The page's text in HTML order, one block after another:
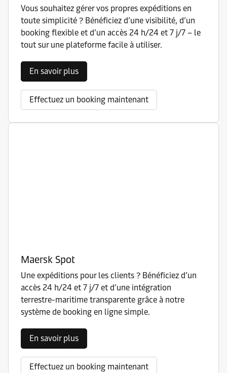
Vous souhaitez gérer vos propres expéditions en
toute simplicité ? Bénéficiez d’une visibilité, d’un
booking flexible et d’un accès 24 h/24 et 7 j/7 – le
tout sur une plateforme facile à utiliser.
En savoir plus
Effectuez un booking maintenant
Maersk Spot
Une expéditions pour les clients ? Bénéficiez d’un
accès 24 h/24 et 7 j/7 et d’une intégration
terrestre-maritime transparente grâce à notre
système de booking en ligne simple.
En savoir plus
Effectuez un booking maintenant